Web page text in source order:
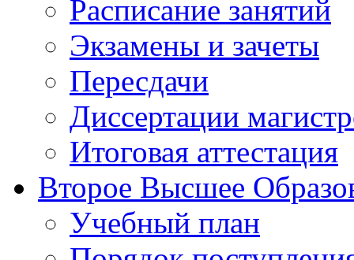
Расписание занятий
Экзамены и зачеты
Пересдачи
Диссертации
Итоговая аттестация
Второе Высшее
Учебный план